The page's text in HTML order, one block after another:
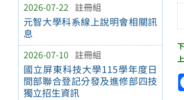
2026-07-22 註冊組
元智大學科系線上說明會相關訊
息
2026-07-10 註冊組
國立屏東科技大學115學年度日
間部聯合登記分發及進修部四技
獨立招生資訊